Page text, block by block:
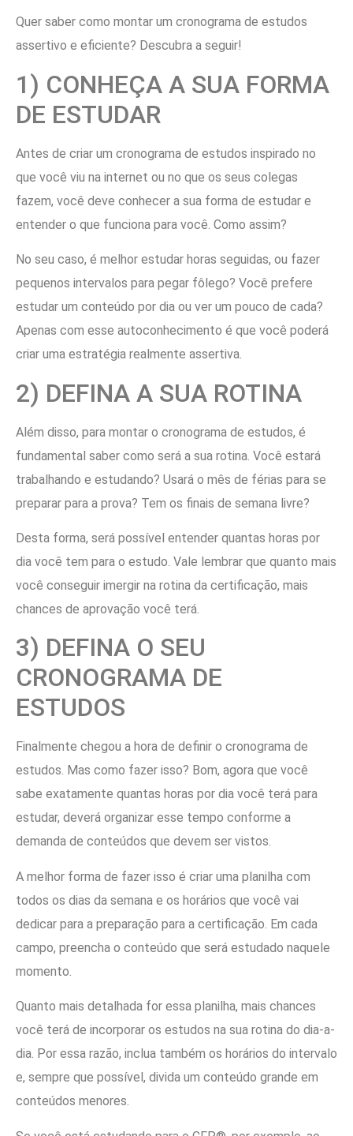
Quer saber como montar um cronograma de estudos
assertivo e eficiente? Descubra a seguir!
1) CONHEÇA A SUA FORMA
DE ESTUDAR
Antes de criar um cronograma de estudos inspirado no
que você viu na internet ou no que os seus colegas
fazem, você deve conhecer a sua forma de estudar e
entender o que funciona para você. Como assim?
No seu caso, é melhor estudar horas seguidas, ou fazer
pequenos intervalos para pegar fôlego? Você prefere
estudar um conteúdo por dia ou ver um pouco de cada?
Apenas com esse autoconhecimento é que você poderá
criar uma estratégia realmente assertiva.
2) DEFINA A SUA ROTINA
Além disso, para montar o cronograma de estudos, é
fundamental saber como será a sua rotina. Você estará
trabalhando e estudando? Usará o mês de férias para se
preparar para a prova? Tem os finais de semana livre?
Desta forma, será possível entender quantas horas por
dia você tem para o estudo. Vale lembrar que quanto mais
você conseguir imergir na rotina da certificação, mais
chances de aprovação você terá.
3) DEFINA O SEU
CRONOGRAMA DE
ESTUDOS
Finalmente chegou a hora de definir o cronograma de
estudos. Mas como fazer isso? Bom, agora que você
sabe exatamente quantas horas por dia você terá para
estudar, deverá organizar esse tempo conforme a
demanda de conteúdos que devem ser vistos.
A melhor forma de fazer isso é criar uma planilha com
todos os dias da semana e os horários que você vai
dedicar para a preparação para a certificação. Em cada
campo, preencha o conteúdo que será estudado naquele
momento.
Quanto mais detalhada for essa planilha, mais chances
você terá de incorporar os estudos na sua rotina do dia-a-
dia. Por essa razão, inclua também os horários do intervalo
e, sempre que possível, divida um conteúdo grande em
conteúdos menores.